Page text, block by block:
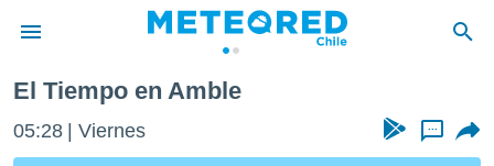
de
El Tiempo en Amble
05:28 Viernes ...